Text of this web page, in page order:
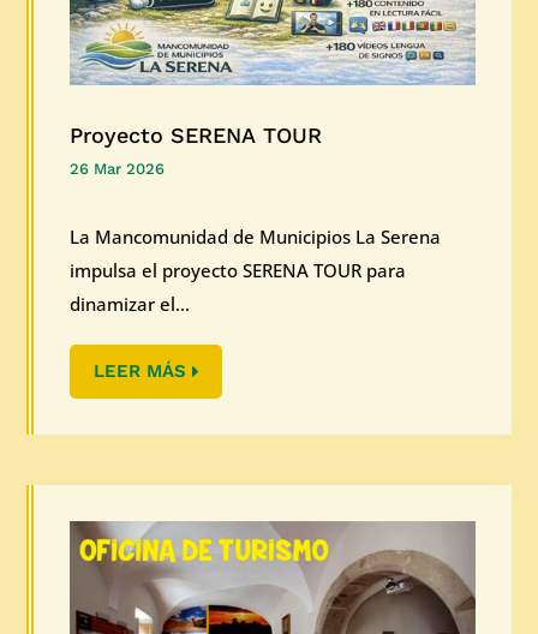
Proyecto SERENA TOUR
26 Mar 2026
La Mancomunidad de Municipios La Serena
impulsa el proyecto SERENA TOUR para
dinamizar el...
LEER MÁS